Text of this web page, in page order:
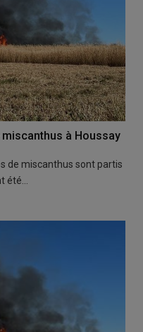
à Houssay
de miscanthus sont partis
été…